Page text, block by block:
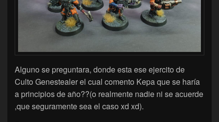
Alguno se preguntara, donde esta ese ejercito de
Culto Genestealer el cual comento Kepa que se haría
a principios de año??(o realmente nadie ni se acuerde
,que seguramente sea el caso xd xd).